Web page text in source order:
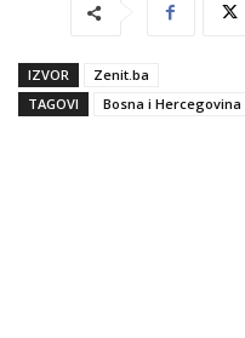
IZVOR
Zenit.ba
TAGOVI
Bosna i Hercegovina